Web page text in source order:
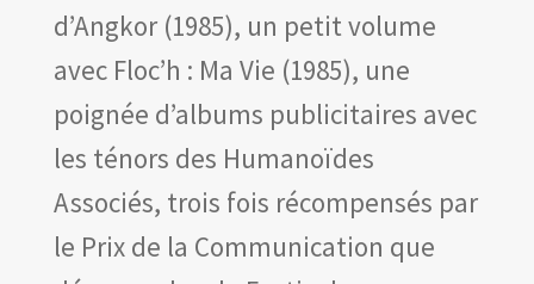
d’Angkor (1985), un petit volume
avec Floc’h : Ma Vie (1985), une
poignée d’albums publicitaires avec
les ténors des Humanoïdes
Associés, trois fois récompensés par
le Prix de la Communication que